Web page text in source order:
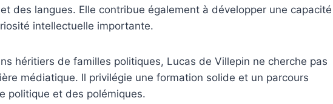
des langues. Elle contribue également à développer une capacité
intellectuelle importante.
héritiers de familles politiques, Lucas de Villepin ne cherche pas
médiatique. Il privilégie une formation solide et un parcours
politique et des polémiques.